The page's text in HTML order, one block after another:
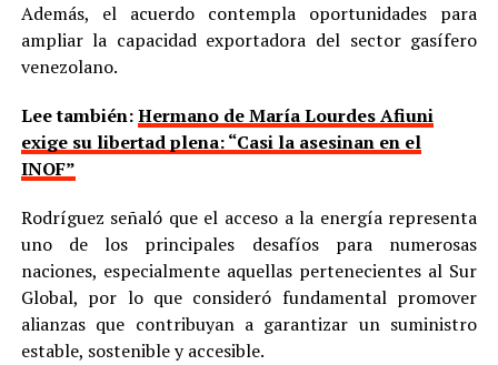
Además, el acuerdo contempla oportunidades para
ampliar la capacidad exportadora del sector gasífero
venezolano.
Lee también:Hermano de María Lourdes Afiuni
exige su libertad plena: “Casi la asesinan en el
INOF”
Rodríguez señaló que el acceso a la energía representa
uno de los principales desafíos para numerosas
naciones, especialmente aquellas pertenecientes al Sur
Global, por lo que consideró fundamental promover
alianzas que contribuyan a garantizar un suministro
estable, sostenible y accesible.